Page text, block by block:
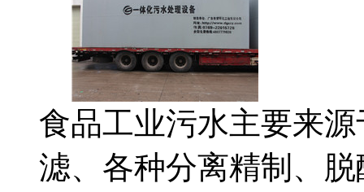
食品工业污水主要来
滤、各种分离精制、